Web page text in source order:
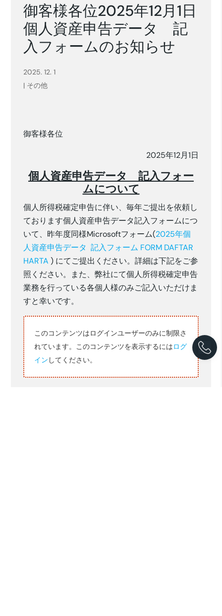
御客様各位2025年12月1日
個人資産申告データ 記
入フォームのお知らせ
2025. 12. 1
| その他
御客様各位
2025年12月1日
個人資産申告データ 記入フォー
ムについて
個人所得税確定申告に伴い、毎年ご提出を依頼し
ております個人資産申告データ記入フォームにつ
いて、昨年度同様Microsoftフォーム(2025年個
人資産申告データ 記入フォーム FORM DAFTAR
HARTA) にてご提出ください。詳細は下記をご参
照ください。また、弊社にて個人所得税確定申告
業務を行っている各個人様のみご記入いただけま
すと幸いです。
このコンテンツはログインユーザーのみに制限さ
れています。このコンテンツを表示するにはログ
イン してください。